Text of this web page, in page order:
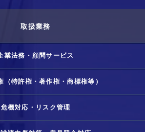
取扱業務
業法務・顧問サービス
（特許権・著作権・商標権等）
危機対応・リスク管理